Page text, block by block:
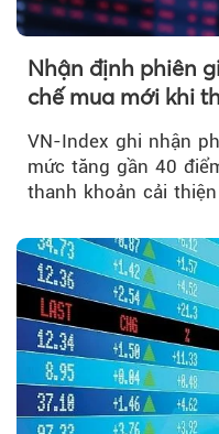
Nhận định phiên
chế mua mới khi
VN-Index ghi nhận
mức tăng gần 40
thanh khoản cải